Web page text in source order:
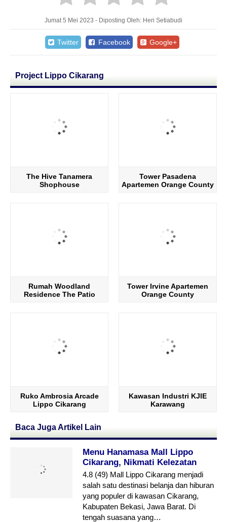
Jumat 5 Mei 2023 - Diposting Oleh: Heri Setiabudi
Twitter Facebook Google+
Project Lippo Cikarang
The Hive Tanamera
Shophouse
Tower Pasadena
Apartemen Orange County
Rumah Woodland
Residence The Patio
Tower Irvine Apartemen
Orange County
Ruko Ambrosia Arcade
Lippo Cikarang
Kawasan Industri KJIE
Karawang
Baca Juga Artikel Lain
Menu Hanamasa Mall Lippo
Cikarang, Nikmati Kelezatan
Makanan Jepang
4.8 (49) Mall Lippo Cikarang menjadi
salah satu destinasi belanja dan hiburan
yang populer di kawasan Cikarang,
Kabupaten Bekasi, Jawa Barat. Di
tengah suasana yang…